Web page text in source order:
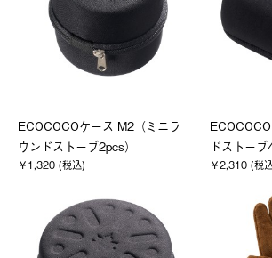
ECOCOCOケース M2（ミニラ
ウンドストーブ2pcs）
￥1,320 (税込)
ドストーブ
￥2,310 (税